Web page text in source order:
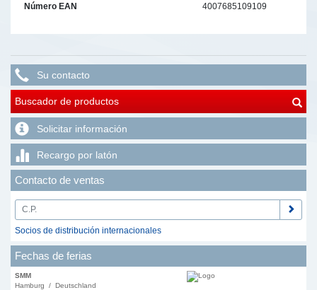
Número EAN
4007685109109
Su contacto
Buscador de productos
Solicitar información
Recargo por latón
Contacto de ventas
Socios de distribución internacionales
Fechas de ferias
SMM
Hamburg / Deutschland